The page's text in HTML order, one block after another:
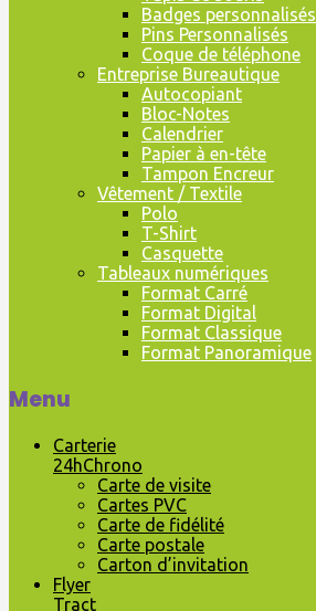
Badges personnalisés
Pins Personnalisés
Coque de téléphone
Entreprise Bureautique
Autocopiant
Bloc-Notes
Calendrier
Papier à en-tête
Tampon Encreur
Vêtement / Textile
Polo
T-Shirt
Casquette
Tableaux numériques
Format Carré
Format Digital
Format Classique
Format Panoramique
Menu
Carterie
24hChrono
Carte de visite
Cartes PVC
Carte de fidélité
Carte postale
Carton d’invitation
Flyer
Tract